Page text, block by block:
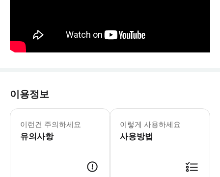
이용정보
이런건 주의하세요
유의사항
👉미팅시간에 늦지 않도록 주의해 주
이렇게 사용하세요
사용방법